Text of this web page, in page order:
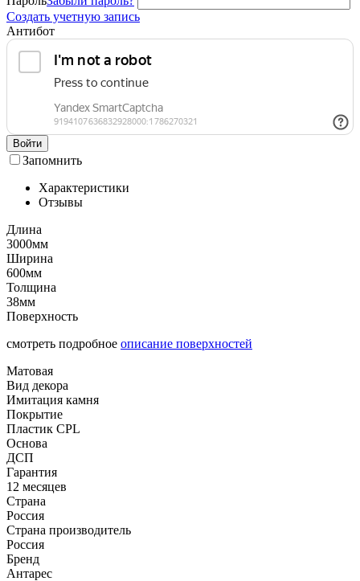
Создать учетную запись
Антибот
Войти
Запомнить
Характеристики
Отзывы
Длина
3000мм
Ширина
600мм
Толщина
38мм
Поверхность
смотреть подробное описание поверхностей
Матовая
Вид декора
Имитация камня
Покрытие
Пластик CPL
Основа
ДСП
Гарантия
12 месяцев
Страна
Россия
Страна производитель
Россия
Бренд
Антарес